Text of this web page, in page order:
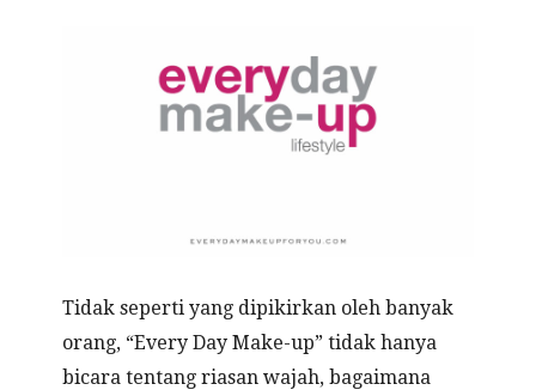
Tidak seperti yang dipikirkan oleh banyak
orang, “Every Day Make-up” tidak hanya
bicara tentang riasan wajah, bagaimana